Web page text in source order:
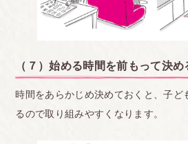
（７）始める時間を前もって決め
時間をあらかじめ決めておくと、子ど
るので取り組みやすくなります。